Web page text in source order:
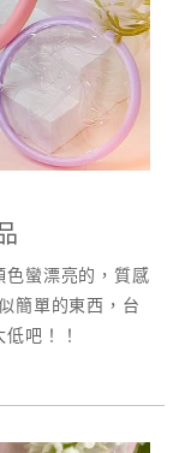
色蠻漂亮的，質感
簡單的東西，台
吧！！